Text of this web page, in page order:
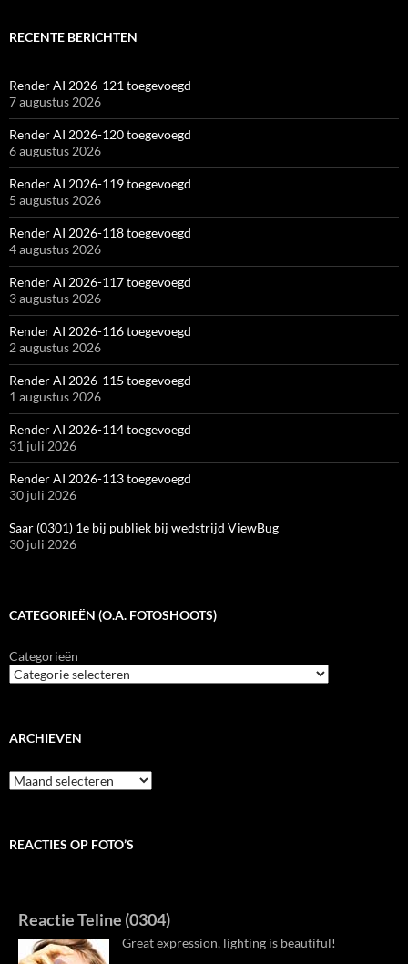
RECENTE BERICHTEN
Render AI 2026-121 toegevoegd
7 augustus 2026
Render AI 2026-120 toegevoegd
6 augustus 2026
Render AI 2026-119 toegevoegd
5 augustus 2026
Render AI 2026-118 toegevoegd
4 augustus 2026
Render AI 2026-117 toegevoegd
3 augustus 2026
Render AI 2026-116 toegevoegd
2 augustus 2026
Render AI 2026-115 toegevoegd
1 augustus 2026
Render AI 2026-114 toegevoegd
31 juli 2026
Render AI 2026-113 toegevoegd
30 juli 2026
Saar (0301) 1e bij publiek bij wedstrijd ViewBug
30 juli 2026
CATEGORIEËN (O.A. FOTOSHOOTS)
Categorieën
ARCHIEVEN
Archieven
REACTIES OP FOTO’S
Reactie Teline (0304)
Great expression, lighting is beautiful!